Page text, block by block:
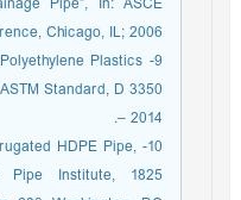
Chicago, IL; 2006.
Plastics
Standard, D 3350
– 2014.
HDPE Pipe,
Pipe Institute, 1825